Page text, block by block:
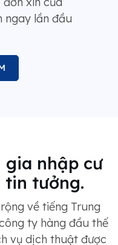
ngay lần đầu
gia nhập cư
tin tưởng.
về tiếng Trung
ty hàng đầu thế
vụ dịch thuật được